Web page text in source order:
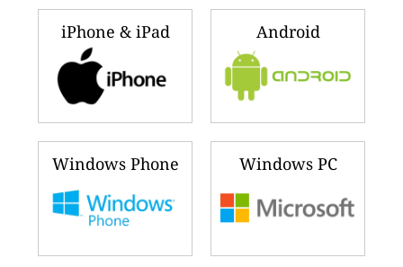
iPhone & iPad Android
Windows Phone Windows PC